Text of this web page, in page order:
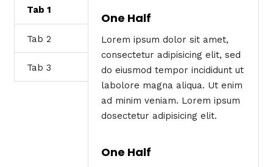
Tab 1
Tab 2
Tab 3
One Half
Lorem ipsum dolor sit amet,
consectetur adipisicing elit, sed
do eiusmod tempor incididunt ut
labolore magna aliqua. Ut enim
ad minim veniam. Lorem ipsum
dosectetur adipisicing elit.
One Half